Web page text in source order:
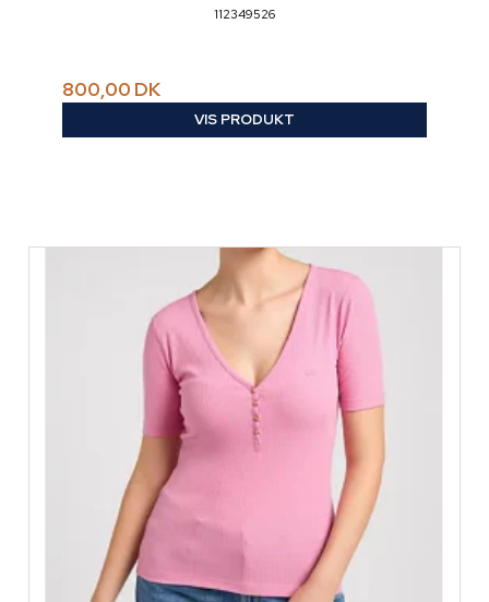
112349526
800,00 DK
VIS PRODUKT